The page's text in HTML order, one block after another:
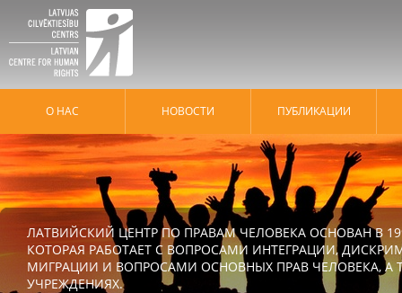
О НАС HОВОСТИ ПУБЛИКАЦИИ
ЛАТВИЙСКИЙ ЦЕНТР ПО ПРАВАМ ЧЕЛОВЕКА ОСНОВАН В
КОТОРАЯ РАБОТАЕТ С ВОПРОСАМИ ИНТЕГРАЦИИ,
МИГРАЦИИ И ВОПРОСАМИ ОСНОВНЫХ ПРАВ ЧЕЛОВЕКА, А
УЧРЕЖДЕНИЯХ.